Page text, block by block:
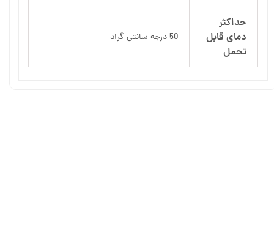
حداکثر
دمای قابل
تحمل
50 درجه سانتی گراد